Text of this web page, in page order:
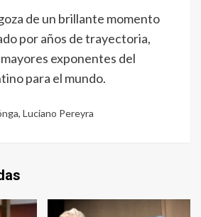
de un brillante momento
por años de trayectoria,
exponentes del
para el mundo.
, Luciano Pereyra